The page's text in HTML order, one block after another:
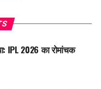
IPL 2026 का रोमांचक